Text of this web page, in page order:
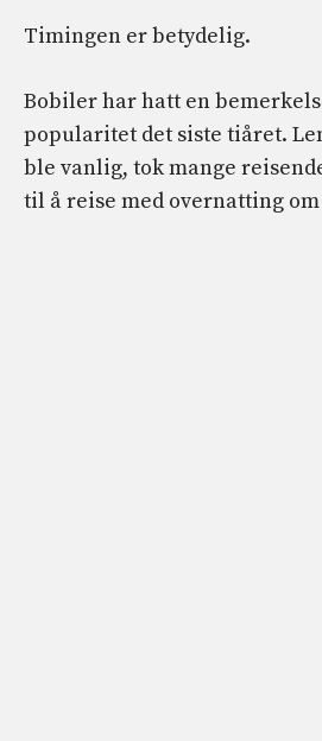
Timingen er betydelig.
Bobiler har hatt en
popularitet det siste tiåret.
ble vanlig, tok mange
til å reise med overnatting